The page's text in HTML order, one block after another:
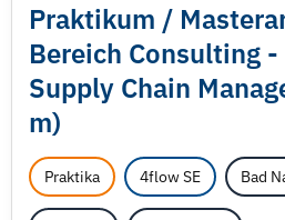
Praktikum /
Bereich Consulting
Supply Chain
m)
Praktika 4flow SE Bad